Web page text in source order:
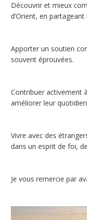
Découvrir et mieux
d’Orient, en
Apporter un soutien
souvent éprouvées.
Contribuer activement
améliorer leur
Vivre avec des
dans un esprit de foi,
Je vous remercie par